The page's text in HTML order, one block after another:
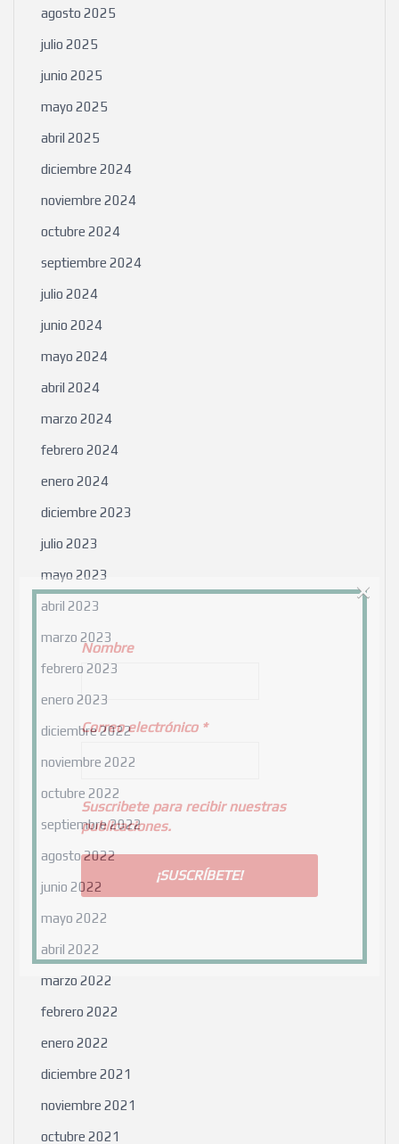
agosto 2025
julio 2025
junio 2025
mayo 2025
abril 2025
diciembre 2024
noviembre 2024
octubre 2024
septiembre 2024
julio 2024
junio 2024
mayo 2024
abril 2024
marzo 2024
febrero 2024
enero 2024
diciembre 2023
julio 2023
mayo 2023
abril 2023
marzo 2023
febrero 2023
enero 2023
diciembre 2022
noviembre 2022
octubre 2022
septiembre 2022
agosto 2022
junio 2022
mayo 2022
abril 2022
marzo 2022
febrero 2022
enero 2022
diciembre 2021
noviembre 2021
octubre 2021
Nombre
Correo electrónico *
Suscribete para recibir nuestras
publicaciones.
×